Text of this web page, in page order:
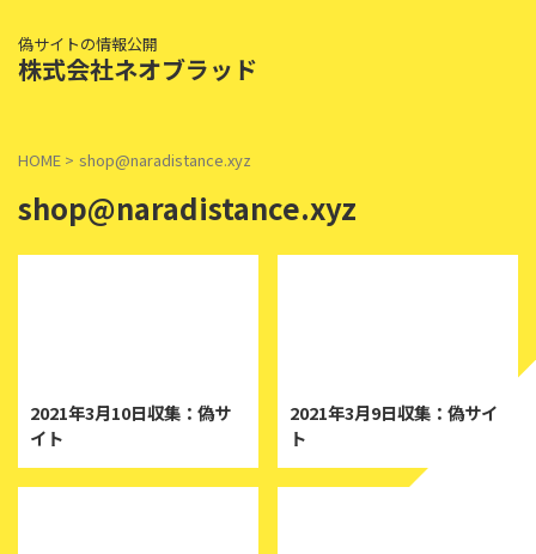
偽サイトの情報公開
株式会社ネオブラッド
HOME > shop@naradistance.xyz
shop@naradistance.xyz
2021年3月10日収集：偽サ
イト
2021年3月9日収集：偽サイ
ト